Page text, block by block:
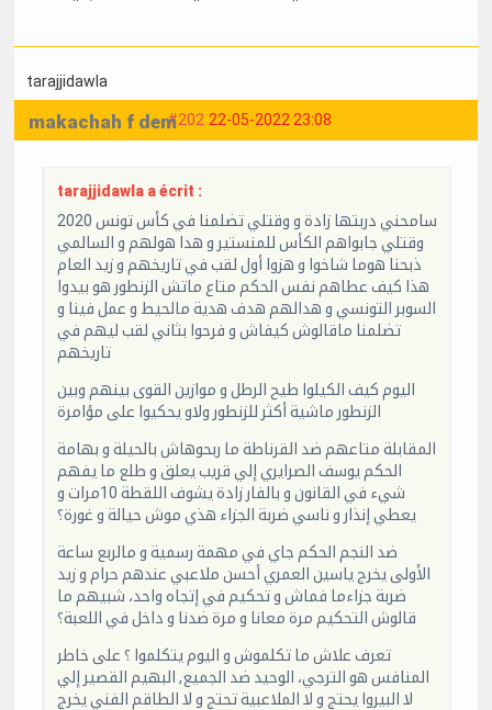
tarajjidawla
#202 22-05-2022 23:08
makachah f dem
tarajjidawla a écrit :
سامحني دربتها زادة و وقتلي تضلمنا في كأس تونس 2020
وقتلي جابواهم الكأس للمنستير و هدا هولهم و السالمي
ذبحنا هوما شاخوا و هزوا أول لقب في تاريخهم و زيد العام
هذا كيف عطاهم نفس الحكم متاع ماتش الزنطور هو بيدوا
السوبر التونسي و هدالهم هدف هدية مالحيط و عمل فينا و
تضلمنا ماقالوش كيفاش و فرحوا بثاني لقب ليهم في
تاريخهم
اليوم كيف الكيلوا طيح الرطل و موازين القوى بينهم وبين
الزنطور ماشية أكثر للزنطور ولاو يحكيوا على مؤامرة
المقابلة متاعهم ضد القرناطة ما ربحوهاش بالحيلة و بهامة
الحكم يوسف الصرايري إلي قريب يعلق و طلع ما يفهم
شيء في القانون و بالفار زادة يشوف اللقطة 10مرات و
يعطي إنذار و ناسي ضربة الجزاء هذي موش حيالة و غورة؟
ضد النجم الحكم جاي في مهمة رسمية و مالربع ساعة
الأولى يخرج ياسين العمري أحسن ملاعبي عندهم حرام و زيد
ضربة جزاءما فماش و تحكيم في إتجاه واحد، شبيهم ما
قالوش التحكيم مرة معانا و مرة ضدنا و داخل في اللعبة؟
تعرف علاش ما تكلموش و اليوم يتكلموا ؟ على خاطر
المنافس هو الترجي، الوحيد ضد الجميع, البهيم القصير إلي
لا البيروا يحتج و لا الملاعبية تحتج و لا الطاقم الفني يخرج